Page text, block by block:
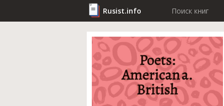
Rusist.info Поиск книг